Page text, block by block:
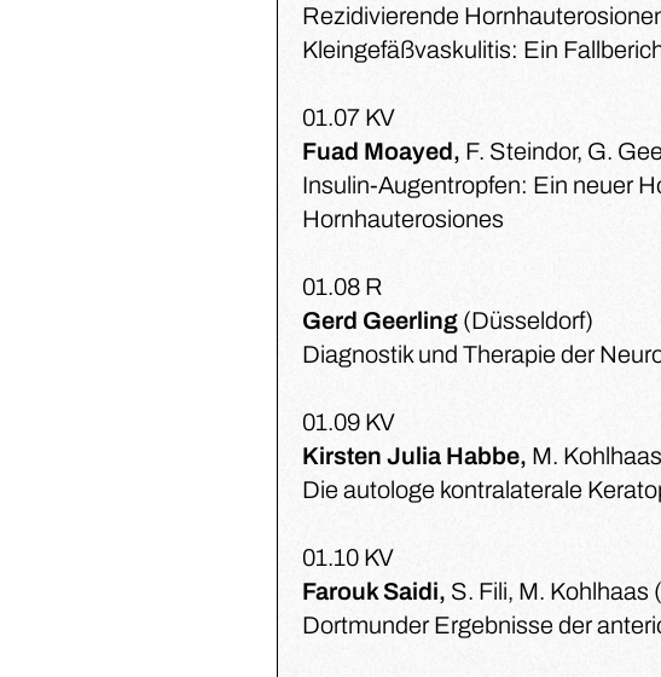
Rezidivierende
Kleingefäßvaskulitis: Ein
01.07 KV
Fuad Moayed, F. Steindor, G.
Insulin-Augentropfen: Ein neuer
Hornhauterosiones
01.08 R
Gerd Geerling (Düsseldorf)
Diagnostik und Therapie der
01.09 KV
Kirsten Julia Habbe, M.
Die autologe kontralaterale
01.10 KV
Farouk Saidi, S. Fili, M. Kohlhaas
Dortmunder Ergebnisse der